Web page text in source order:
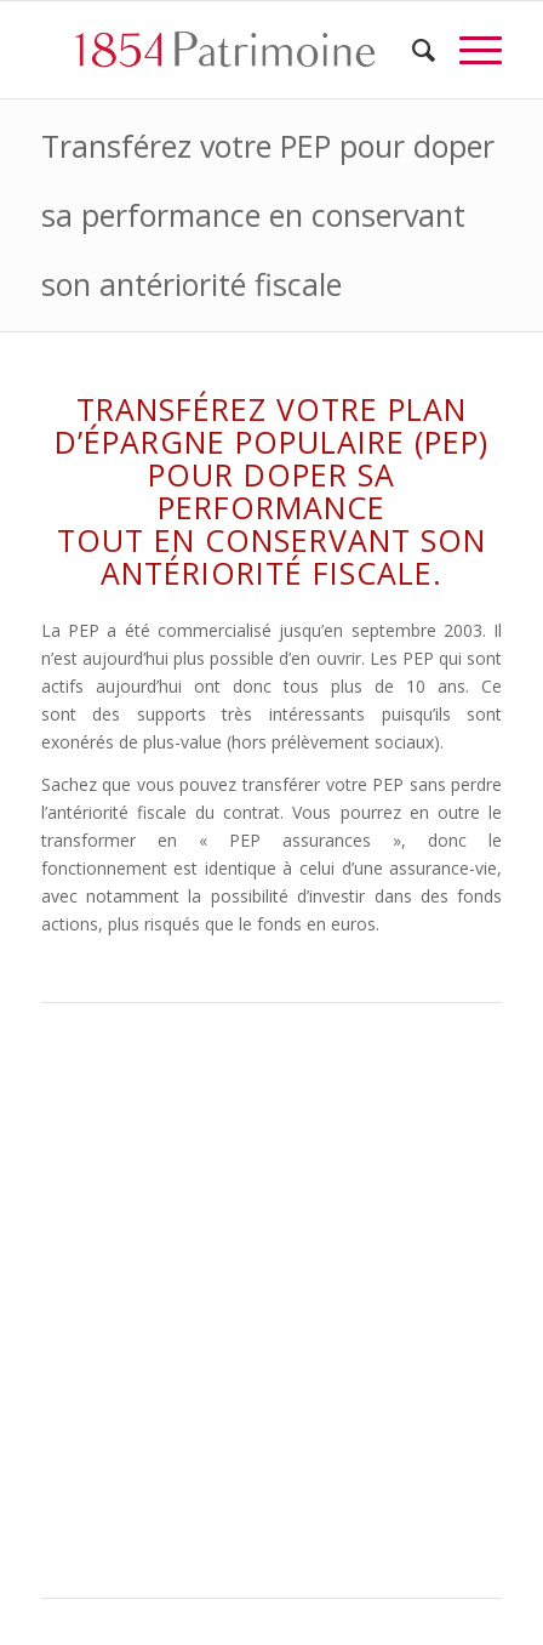
Transférez votre PEP pour doper
sa performance en conservant
son antériorité fiscale
TRANSFÉREZ VOTRE PLAN
D’ÉPARGNE POPULAIRE (PEP)
POUR DOPER SA
PERFORMANCE
TOUT EN CONSERVANT SON
ANTÉRIORITÉ FISCALE.
La PEP a été commercialisé jusqu’en septembre 2003. Il
n’est aujourd’hui plus possible d’en ouvrir. Les PEP qui sont
actifs aujourd’hui ont donc tous plus de 10 ans. Ce
sont des supports très intéressants puisqu’ils sont
exonérés de plus-value (hors prélèvement sociaux).
Sachez que vous pouvez transférer votre PEP sans perdre
l’antériorité fiscale du contrat. Vous pourrez en outre le
transformer en « PEP assurances », donc le
fonctionnement est identique à celui d’une assurance-vie,
avec notamment la possibilité d’investir dans des fonds
actions, plus risqués que le fonds en euros.